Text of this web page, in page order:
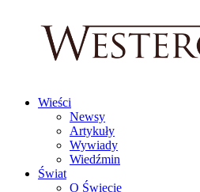
Wieści
Newsy
Artykuły
Wywiady
Wiedźmin
Świat
O Świecie